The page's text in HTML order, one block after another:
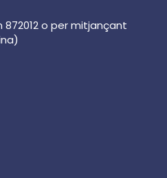
o per mitjançant